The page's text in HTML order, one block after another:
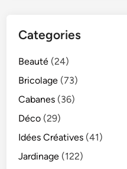
Categories
Beauté (24)
Bricolage (73)
Cabanes (36)
Déco (29)
Idées Créatives (41)
Jardinage (122)